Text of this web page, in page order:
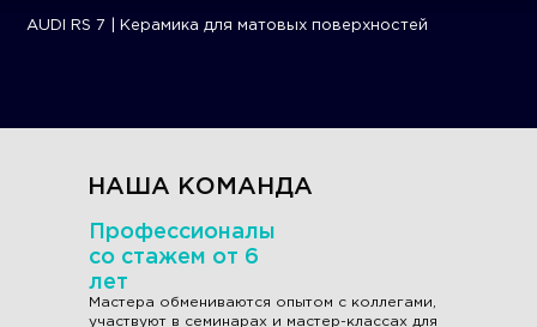
BMW Х5М | Полная оклейка прозрачным полиуретаном,
НАША КОМАНДА
Профессионалы
со стажем от 6
лет
Мастера обмениваются опытом с коллегами,
участвуют в семинарах и мастер-классах для